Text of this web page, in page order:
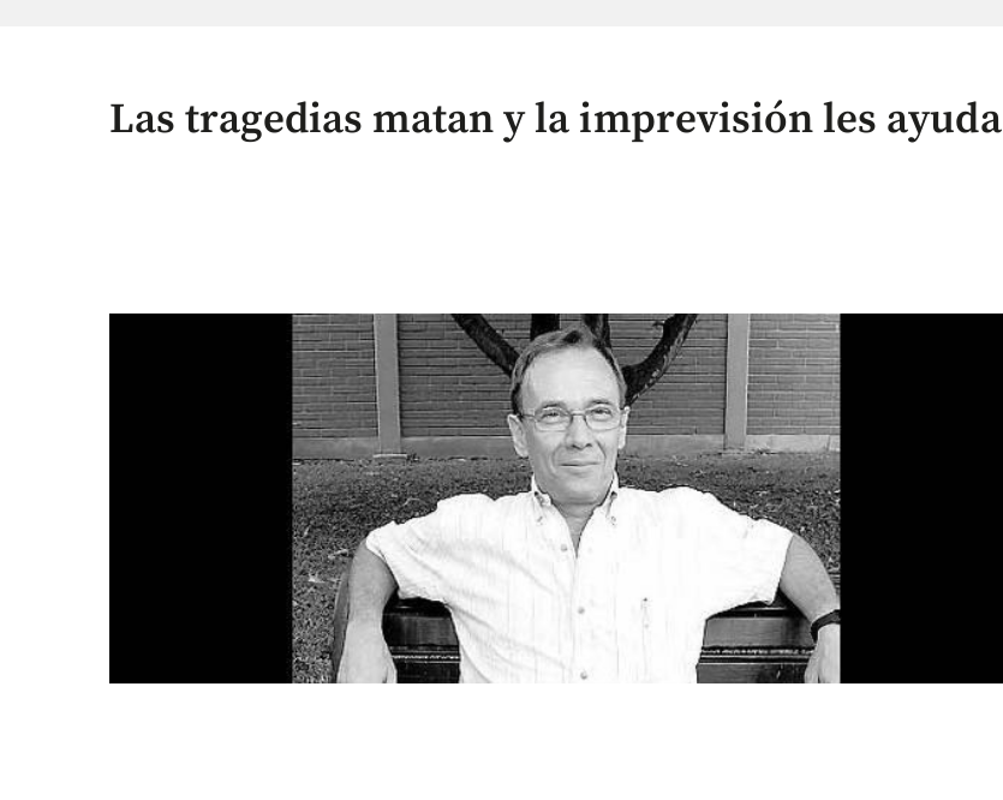
Las tragedias matan y la imprevisión les ayuda